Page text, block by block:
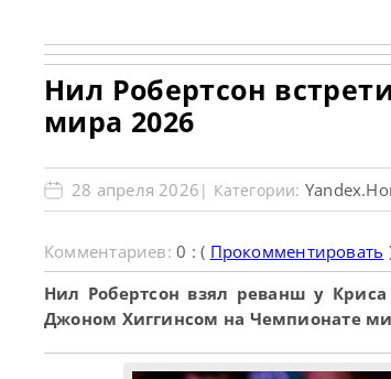
Нил Робертсон
мира 2026
28 апреля 2026 | Категории:
Комментариев:0 : ( Прокомментировать
Нил Робертсон взял реванш у
Джоном Хиггинсом на Чемпионате